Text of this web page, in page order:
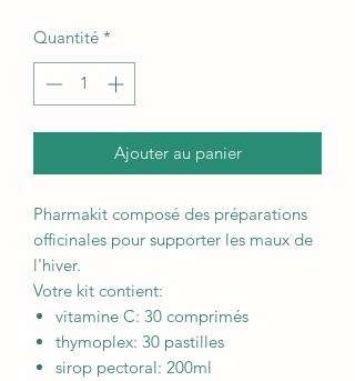
Quantité *
Ajouter au panier
Pharmakit composé des préparations
officinales pour supporter les maux de
l'hiver.
Votre kit contient:
vitamine C: 30 comprimés
thymoplex: 30 pastilles
sirop pectoral: 200ml